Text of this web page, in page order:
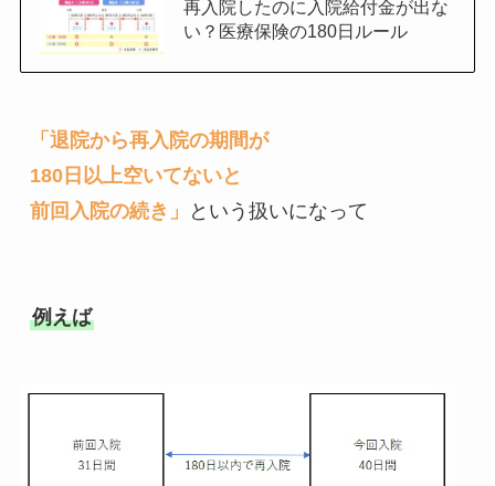
再入院したのに入院給付金が出な
い？医療保険の180日ルール
「退院から再入院の期間が
180日以上空いてないと
前回入院の続き」
という扱いになって
例えば